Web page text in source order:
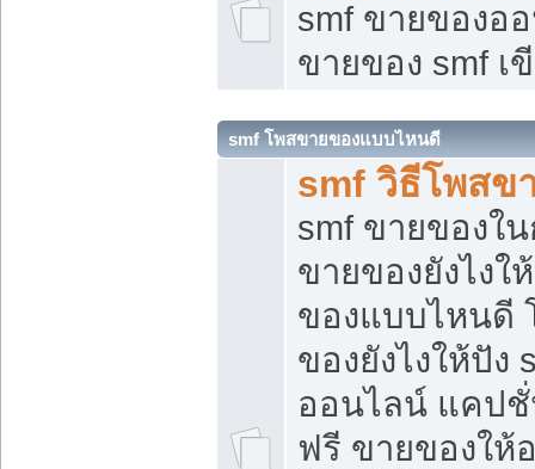
smf ขายของอ
ขายของ smf เ
smf โพสขายของแบบไหนดี
smf วิธีโพสข
smf ขายของใ
ขายของยังไง
ของแบบไหนดี
ของยังไงให้ปั
ออนไลน์ แคป
ฟรี ขายของให้